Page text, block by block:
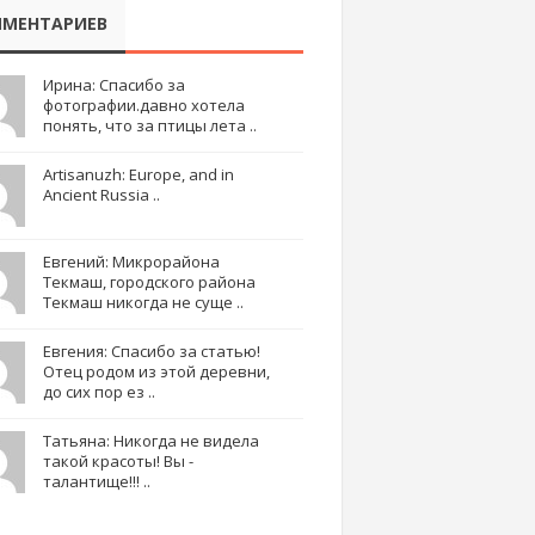
Ирина: Спасибо за
фотографии.давно хотела
понять, что за птицы лета ..
Artisanuzh: Europe, and in
Ancient Russia ..
Евгений: Микрорайона
Текмаш, городского района
Текмаш никогда не суще ..
Евгения: Спасибо за статью!
Отец родом из этой деревни,
до сих пор ез ..
Татьяна: Никогда не видела
такой красоты! Вы -
талантище!!! ..